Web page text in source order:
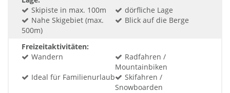
Skipiste in max. 100m
dörfliche Lage
Nahe Skigebiet (max.
500m)
Blick auf die Berge
Freizeitaktivitäten:
Wandern
Radfahren /
Mountainbiken
Ideal für Familienurlaub
Skifahren /
Snowboarden